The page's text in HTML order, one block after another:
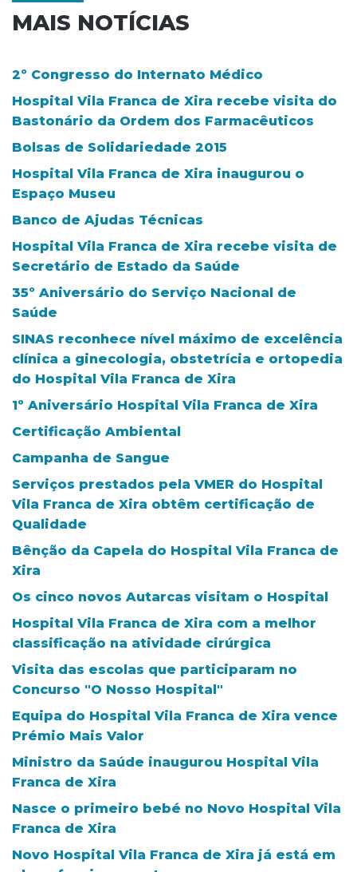
MAIS NOTÍCIAS
2º Congresso do Internato Médico
Hospital Vila Franca de Xira recebe visita do
Bastonário da Ordem dos Farmacêuticos
Bolsas de Solidariedade 2015
Hospital Vila Franca de Xira inaugurou o
Espaço Museu
Banco de Ajudas Técnicas
Hospital Vila Franca de Xira recebe visita de
Secretário de Estado da Saúde
35º Aniversário do Serviço Nacional de
Saúde
SINAS reconhece nível máximo de excelência
clínica a ginecologia, obstetrícia e ortopedia
do Hospital Vila Franca de Xira
1º Aniversário Hospital Vila Franca de Xira
Certificação Ambiental
Campanha de Sangue
Serviços prestados pela VMER do Hospital
Vila Franca de Xira obtêm certificação de
Qualidade
Bênção da Capela do Hospital Vila Franca de
Xira
Os cinco novos Autarcas visitam o Hospital
Hospital Vila Franca de Xira com a melhor
classificação na atividade cirúrgica
Visita das escolas que participaram no
Concurso "O Nosso Hospital"
Equipa do Hospital Vila Franca de Xira vence
Prémio Mais Valor
Ministro da Saúde inaugurou Hospital Vila
Franca de Xira
Nasce o primeiro bebé no Novo Hospital Vila
Franca de Xira
Novo Hospital Vila Franca de Xira já está em